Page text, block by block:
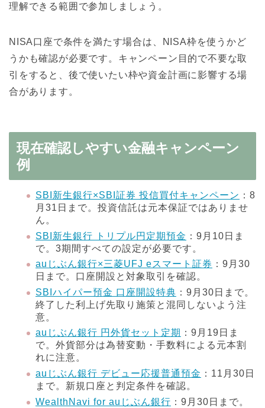
理解できる範囲で参加しましょう。
NISA口座で条件を満たす場合は、NISA枠を使うかど
うかも確認が必要です。キャンペーン目的で不要な取
引をすると、後で使いたい枠や資金計画に影響する場
合があります。
現在確認しやすい金融キャンペーン
例
SBI新生銀行×SBI証券 投信買付キャンペーン ：8
月31日まで。投資信託は元本保証ではありませ
ん。
SBI新生銀行 トリプル円定期預金 ：9月10日ま
で。3期間すべての設定が必要です。
auじぶん銀行×三菱UFJ eスマート証券 ：9月30
日まで。口座開設と対象取引を確認。
SBIハイパー預金 口座開設特典 ：9月30日まで。
終了した利上げ先取り施策と混同しないよう注
意。
auじぶん銀行 円外貨セット定期 ：9月19日ま
で。外貨部分は為替変動・手数料による元本割
れに注意。
auじぶん銀行 デビュー応援普通預金 ：11月30日
まで。新規口座と判定条件を確認。
WealthNavi for auじぶん銀行 ：9月30日まで。